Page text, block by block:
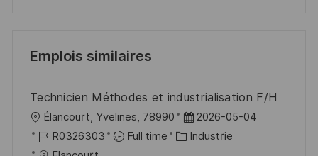
Emplois similaires
Technicien Méthodes et industrialisation F/H
o
Élancourt, Yvelines, 78990
D
a
2026-05-04
R
R0326303 Full time
C Industrie